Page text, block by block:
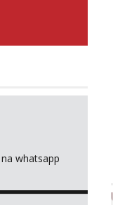
whatsapp